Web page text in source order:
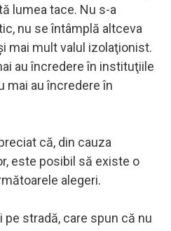
lumea tace. Nu s-a
nu se întâmplă altceva
mai mult valul izolaţionist.
au încredere în instituţiile
mai au încredere în
că, din cauza
este posibil să existe o
alegeri.
stradă, care spun că nu